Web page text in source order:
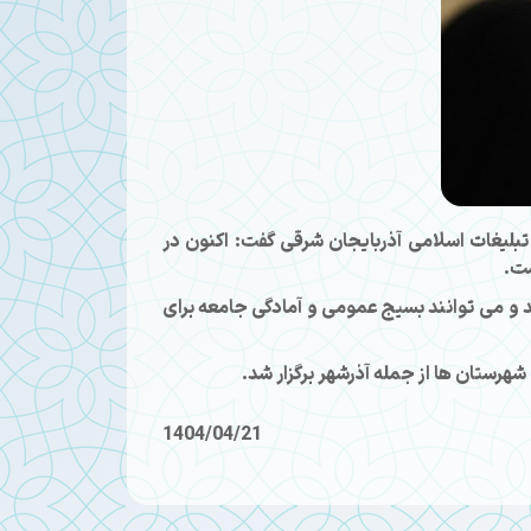
اسلامی آذربایجان شرقی گفت: اکنون در
می توانند بسیج عمومی و آمادگی جامعه برای
ها از جمله آذرشهر برگزار شد.
1404/04/21